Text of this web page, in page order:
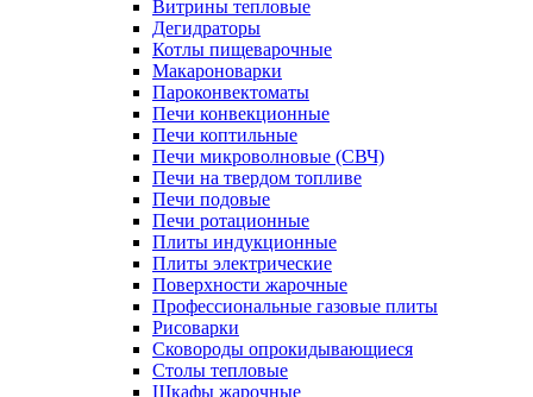
Витрины тепловые
Дегидраторы
Котлы пищеварочные
Макароноварки
Пароконвектоматы
Печи конвекционные
Печи коптильные
Печи микроволновые (СВЧ)
Печи на твердом топливе
Печи подовые
Печи ротационные
Плиты индукционные
Плиты электрические
Поверхности жарочные
Профессиональные газовые плиты
Рисоварки
Сковороды опрокидывающиеся
Столы тепловые
Шкафы жарочные